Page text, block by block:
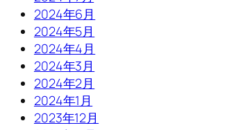
2024年6月
2024年5月
2024年4月
2024年3月
2024年2月
2024年1月
2023年12月